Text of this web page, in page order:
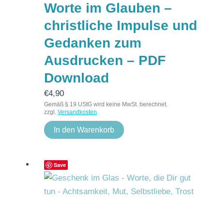
Worte im Glauben –
christliche Impulse und
Gedanken zum
Ausdrucken – PDF
Download
€4,90
Gemäß § 19 UStG wird keine MwSt. berechnet.
zzgl. Versandkosten
In den Warenkorb
Save